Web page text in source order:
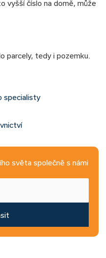
vyšší číslo na domě, může
parcely, tedy i pozemku.
specialisty
světa společně s námi